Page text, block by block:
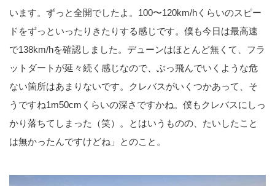
います。ずっと全開でしたよ。100〜120km/hくらいのスピー
ドをずっといったりきたりする感じです。僕も今日は最高速
で138km/hを確認しました。デューンはほとんど無くて、フラ
ットダートが延々続く感じなので、ぶっ飛んでいくような危
ない箇所はあまりないです。クレバスがいくつかあって、そ
うですね1m50cmくらいの深さですかね。僕もクレバスにしっ
かり落ちてしまった（笑）。とはいうものの、たいしたこと
は無かったんですけどね」とのこと。